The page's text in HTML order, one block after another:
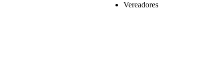
Vereadores